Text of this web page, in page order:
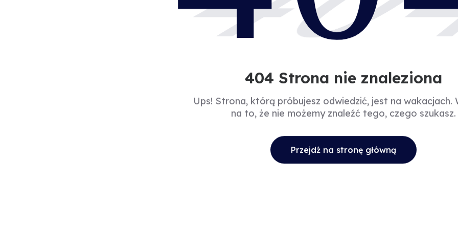
404 Strona nie znaleziona
Ups! Strona, którą próbujesz odwiedzić, jest na wakacjach.
na to, że nie możemy znaleźć tego, czego szukasz.
Przejdź na stronę główną